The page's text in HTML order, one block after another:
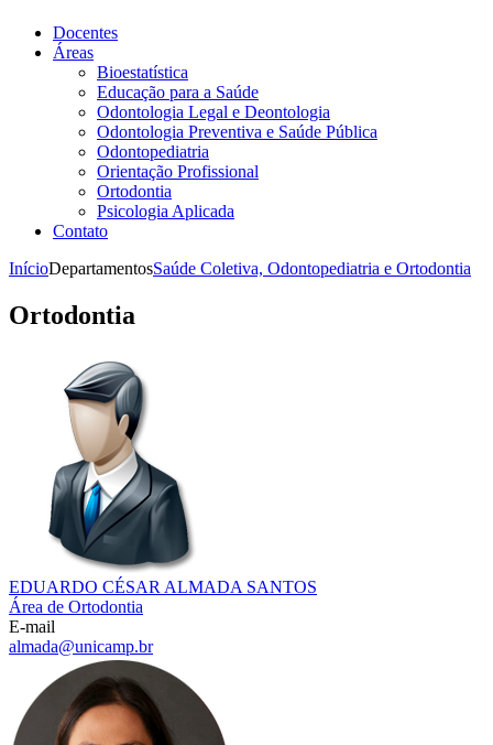
Docentes
Áreas
Bioestatística
Educação para a Saúde
Odontologia Legal e Deontologia
Odontologia Preventiva e Saúde Pública
Odontopediatria
Orientação Profissional
Ortodontia
Psicologia Aplicada
Contato
InícioDepartamentosSaúde Coletiva, Odontopediatria e Ortodontia
Ortodontia
EDUARDO CÉSAR ALMADA SANTOS
Área de Ortodontia
E-mail
almada@unicamp.br